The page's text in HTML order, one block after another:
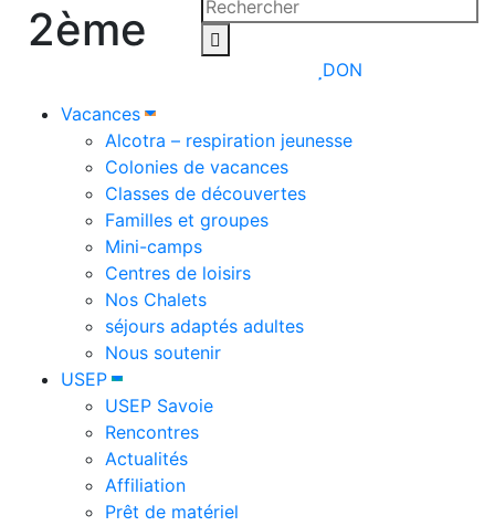
DON
Vacances
Alcotra – respiration jeunesse
Colonies de vacances
Classes de découvertes
Familles et groupes
Mini-camps
Centres de loisirs
Nos Chalets
séjours adaptés adultes
Nous soutenir
USEP
USEP Savoie
Rencontres
Actualités
Affiliation
Prêt de matériel
2ème